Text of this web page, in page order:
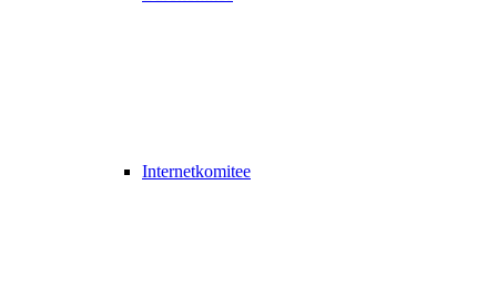
Internetkomitee